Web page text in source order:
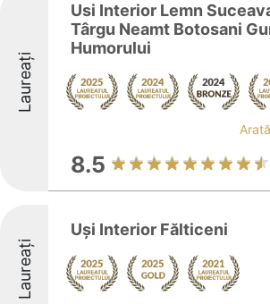
Laureați
Usi Interior Lemn
Târgu Neamt Botosani
Humorului
8.5
Laureați
Uși Interior Fălticeni